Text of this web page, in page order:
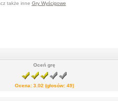
także inne Gry Wyścigowe
Oceń grę
Ocena: 3.02 (głosów: 49)